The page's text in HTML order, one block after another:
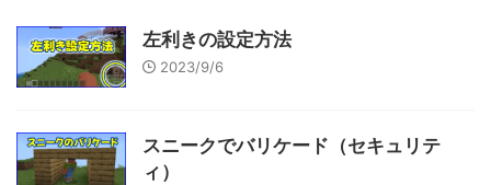
左利きの設定方法
2023/9/6
スニークでバリケード（セキュリテ
ィ）